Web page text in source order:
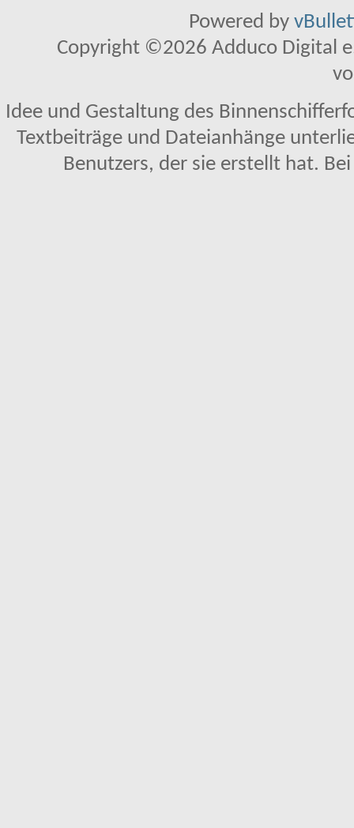
Powered by
Copyright ©2026 Adduco Digital
Idee und Gestaltung des
Textbeiträge und Dateianhänge
Benutzers, der sie erstellt hat.